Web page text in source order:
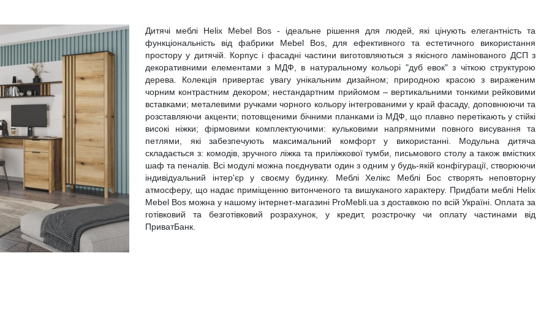
Дитячі меблі Helix Mebel Bos - ідеальне рішення для людей, які цінують елегантність та
функціональність від фабрики Mebel Bos, для ефективного та естетичного використання
простору у дитячій. Корпус і фасадні частини виготовляються з якісного ламінованого ДСП з
декоративними елементами з МДФ, в натуральному кольорі "дуб евок" з чіткою структурою
дерева. Колекція привертає увагу унікальним дизайном; природною красою з вираженим
чорним контрастним декором; нестандартним прийомом – вертикальними тонкими рейковими
вставками; металевими ручками чорного кольору інтегрованими у край фасаду, доповнюючи та
розставляючи акценти; потовщеними бічними планками із МДФ, що плавно перетікають у стійкі
високі ніжки; фірмовими комплектуючими: кульковими напрямними повного висування та
петлями, які забезпечують максимальний комфорт у використанні. Модульна дитяча
складається з: комодів, зручного ліжка та приліжкової тумби, письмового столу а також вмістких
шаф та пеналів. Всі модулі можна поєднувати один з одним у будь-якій конфігурації, створюючи
індивідуальний інтер'єр у своєму будинку. Меблі Хелікс Меблі Бос створять неповторну
атмосферу, що надає приміщенню витонченого та вишуканого характеру. Придбати меблі Helix
Mebel Bos можна у нашому інтернет-магазині ProMebli.ua з доставкою по всій Україні. Оплата за
готівковий та безготівковий розрахунок, у кредит, розстрочку чи оплату частинами від
ПриватБанк.